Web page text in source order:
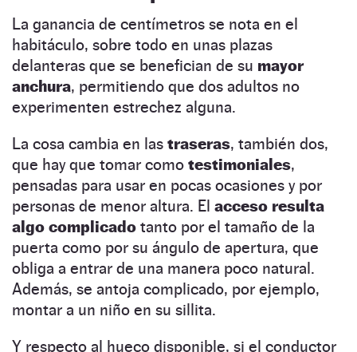
La ganancia de centímetros se nota en el
habitáculo, sobre todo en unas plazas
delanteras que se benefician de su mayor
anchura, permitiendo que dos adultos no
experimenten estrechez alguna.
La cosa cambia en las traseras, también dos,
que hay que tomar como testimoniales,
pensadas para usar en pocas ocasiones y por
personas de menor altura. El acceso resulta
algo complicado tanto por el tamaño de la
puerta como por su ángulo de apertura, que
obliga a entrar de una manera poco natural.
Además, se antoja complicado, por ejemplo,
montar a un niño en su sillita.
Y respecto al hueco disponible, si el conductor